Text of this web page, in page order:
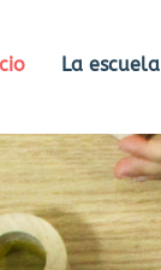
La escuela